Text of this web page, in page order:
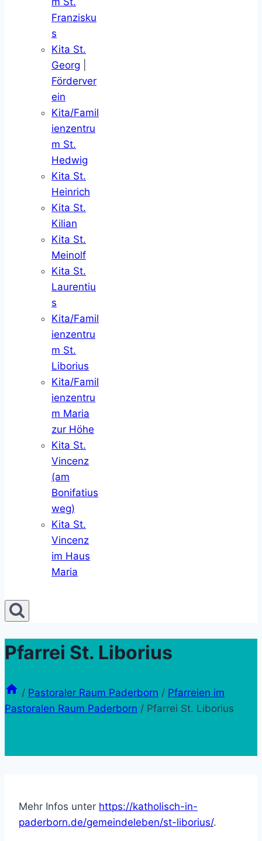
Franzisku
s
Kita St.
Georg
Förderver
ein
Kita/Famil
ienzentru
m St.
Hedwig
Kita St.
Heinrich
Kita St.
Kilian
Kita St.
Meinolf
Kita St.
Laurentiu
s
Kita/Famil
ienzentru
m St.
Liborius
Kita/Famil
ienzentru
m Maria
zur Höhe
Kita St.
Vincenz
(am
Bonifatius
weg)
Kita St.
Vincenz
im Haus
Maria
Pfarrei St. Liborius
/ Pastoraler Raum Paderborn / Pfarreien im
Pastoralen Raum Paderborn / Pfarrei St. Liborius
Mehr Infos unter https://katholisch-in-
paderborn.de/gemeindeleben/st-liborius/.